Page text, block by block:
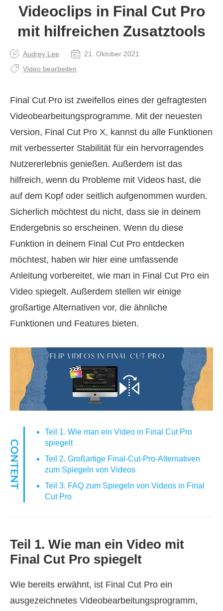
Videoclips in Final Cut Pro
mit hilfreichen Zusatztools
Audrey Lee
21. Oktober 2021
Video bearbeiten
Final Cut Pro ist zweifellos eines der gefragtesten
Videobearbeitungsprogramme. Mit der neuesten
Version, Final Cut Pro X, kannst du alle Funktionen
mit verbesserter Stabilität für ein hervorragendes
Nutzererlebnis genießen. Außerdem ist das
hilfreich, wenn du Probleme mit Videos hast, die
auf dem Kopf oder seitlich aufgenommen wurden.
Sicherlich möchtest du nicht, dass sie in deinem
Endergebnis so erscheinen. Wenn du diese
Funktion in deinem Final Cut Pro entdecken
möchtest, haben wir hier eine umfassende
Anleitung vorbereitet, wie man in Final Cut Pro ein
Video spiegelt. Außerdem stellen wir einige
großartige Alternativen vor, die ähnliche
Funktionen und Features bieten.
Teil 1. Wie man ein Video in Final Cut Pro
spiegelt
Teil 2. Großartige Final-Cut-Pro-Alternativen
zum Spiegeln von Videos
Teil 3. FAQ zum Spiegeln von Videos in Final
Cut Pro
Teil 1. Wie man ein Video mit
Final Cut Pro spiegelt
Wie bereits erwähnt, ist Final Cut Pro ein
ausgezeichnetes Videobearbeitungsprogramm,